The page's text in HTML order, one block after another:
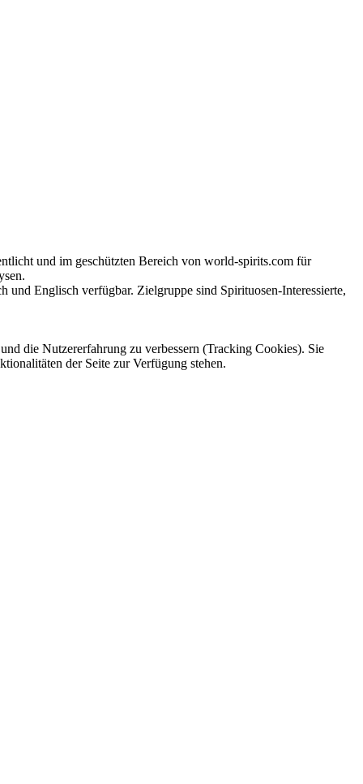
und im geschützten Bereich von world-spirits.com für
und Englisch verfügbar. Zielgruppe sind Spirituosen-Interessierte,
die Nutzererfahrung zu verbessern (Tracking Cookies). Sie
der Seite zur Verfügung stehen.